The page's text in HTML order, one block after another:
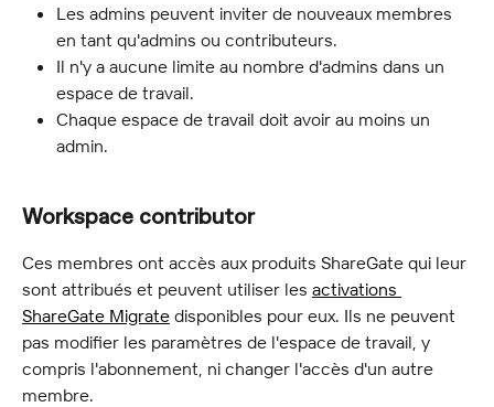
Les admins peuvent inviter de nouveaux membres
en tant qu'admins ou contributeurs.
Il n'y a aucune limite au nombre d'admins dans un
espace de travail.
Chaque espace de travail doit avoir au moins un
admin.
Workspace contributor
Ces membres ont accès aux produits ShareGate qui leur
sont attribués et peuvent utiliser les activations
ShareGate Migrate disponibles pour eux. Ils ne peuvent
pas modifier les paramètres de l'espace de travail, y
compris l'abonnement, ni changer l'accès d'un autre
membre.